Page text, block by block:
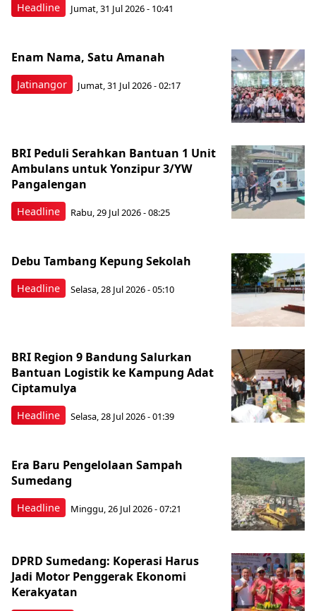
Headline Jumat, 31 Jul 2026 - 10:41
Jatinangor
Enam Nama, Satu Amanah
Jumat, 31 Jul 2026 - 02:17
Headline
BRI Peduli Serahkan Bantuan 1 Unit
Ambulans untuk Yonzipur 3/YW
Pangalengan
Rabu, 29 Jul 2026 - 08:25
Headline
Debu Tambang Kepung Sekolah
Selasa, 28 Jul 2026 - 05:10
Headline
BRI Region 9 Bandung Salurkan
Bantuan Logistik ke Kampung Adat
Ciptamulya
Selasa, 28 Jul 2026 - 01:39
Headline
Era Baru Pengelolaan Sampah
Sumedang
Minggu, 26 Jul 2026 - 07:21
DPRD Sumedang: Koperasi Harus
Jadi Motor Penggerak Ekonomi
Kerakyatan